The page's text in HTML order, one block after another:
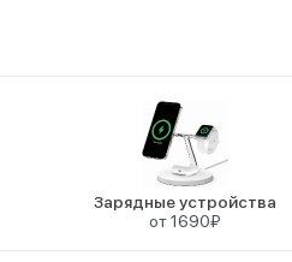
Зарядные устройства
от 1690₽